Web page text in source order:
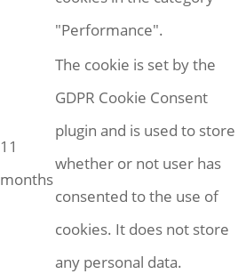
"Performance".
11
months
The cookie is set by the
GDPR Cookie Consent
plugin and is used to store
whether or not user has
consented to the use of
cookies. It does not store
any personal data.